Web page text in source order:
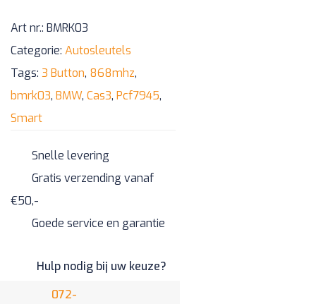
compatibel,
niet-
origineel
Art nr.: BMRK03
Categorie: Autosleutels
Tags: 3 Button, 868mhz,
bmrk03, BMW, Cas3, Pcf7945,
Smart
Snelle levering
Gratis verzending vanaf
€50,-
Goede service en garantie
Hulp nodig bij uw keuze?
072-